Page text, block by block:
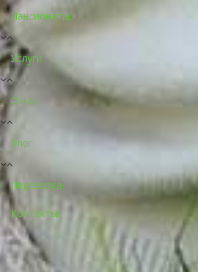
Пансионаты
Услуги
О нас
Блог
Перевозка
Контакты